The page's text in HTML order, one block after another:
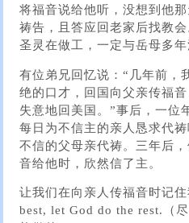
将福音说给他听，没想到他
祷告，且答应回老家后找教
圣灵在做工，一定与岳母多
有位弟兄回忆说：“几年前，
绝的口才，回国向父亲传福
失意地回美国。”事后，一位
每日为不信主的亲人恳求代
不信的父母亲代祷。三年后
音给他时，欣然信了主。
让我们在向亲人传福音时记
best, let God do the rest.（